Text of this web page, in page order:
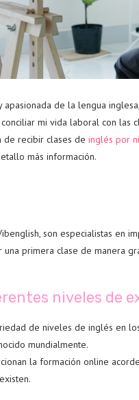
apasionada de la lengua
mi vida laboral con las
recibir clases de inglés por
más información.
son especialistas en
primera clase de manera
niveles de
de niveles de inglés en
mundialmente.
la formación online